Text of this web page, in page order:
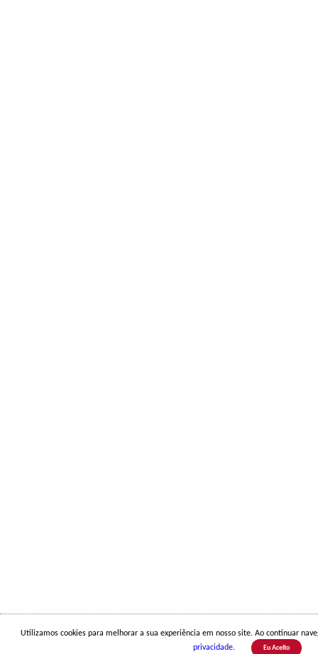
Utilizamos cookies para melhorar a sua experiência em nosso site. Ao continuar
privacidade. Eu Aceito